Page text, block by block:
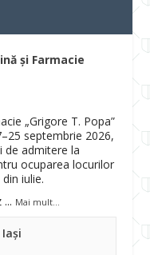
și Farmacie
„Grigore T. Popa”
septembrie 2026,
de admitere la
ocuparea locurilor
iulie.
... Mai mult...